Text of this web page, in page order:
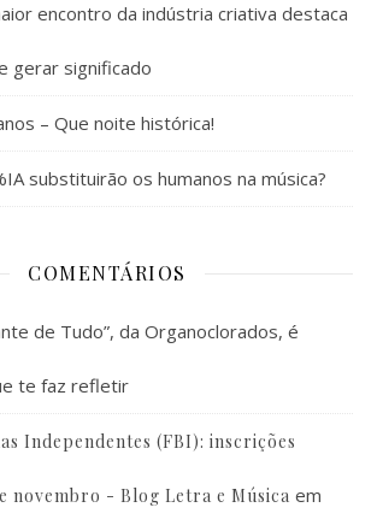
encontro da indústria criativa destaca
gerar significado
– Que noite histórica!
substituirão os humanos na música?
COMENTÁRIOS
de Tudo”, da Organoclorados, é
te faz refletir
Independentes (FBI): inscrições
novembro - Blog Letra e Música em